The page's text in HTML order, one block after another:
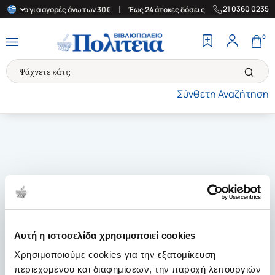
Αυτή η ιστοσελίδα χρησιμοποιεί cookies
Χρησιμοποιούμε cookies για την εξατομίκευση
περιεχομένου και διαφημίσεων, την παροχή λειτουργιών
για αγορές άνω των 30€ Έως 24 άτοκες δόσεις | Δωρεάν
21 0360 0235
Σύνθετη Αναζήτηση
0